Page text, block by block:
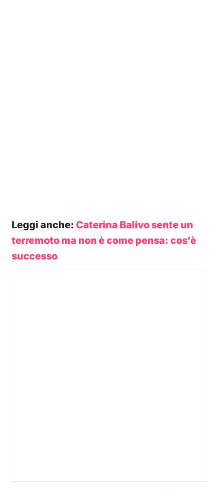
Leggi anche: Caterina Balivo sente un
terremoto ma non è come pensa: cos’è
successo